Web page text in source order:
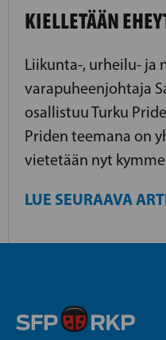
KIELLETÄÄN
Liikunta-, urheilu- ja
varapuheenjohtaja
osallistuu Turku
Priden teemana on
vietetään nyt
LUE SEURAAVA